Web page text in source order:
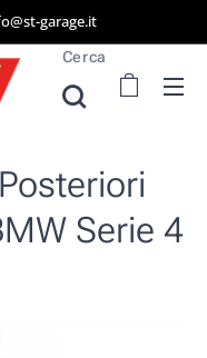
garage.it
Cerca
Serie 4